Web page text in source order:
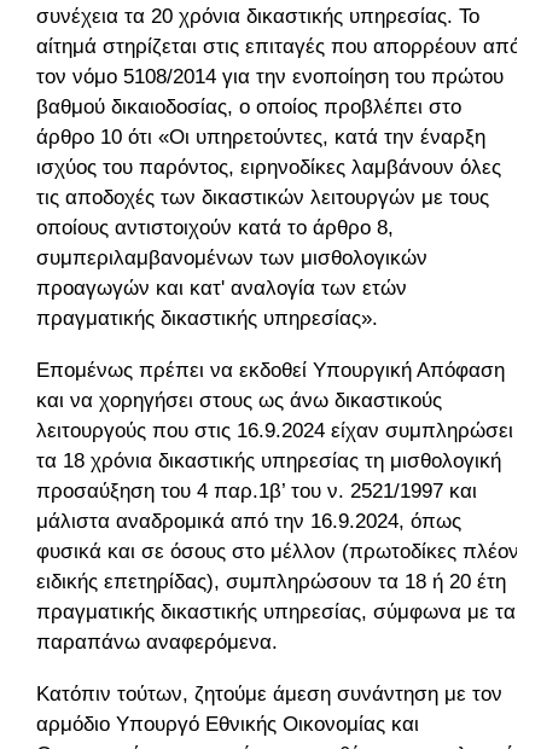
συνέχεια τα 20 χρόνια δικαστικής υπηρεσίας. Το
αίτημά στηρίζεται στις επιταγές που απορρέουν από
τον νόμο 5108/2014 για την ενοποίηση του πρώτου
βαθμού δικαιοδοσίας, ο οποίος προβλέπει στο
άρθρο 10 ότι «Οι υπηρετούντες, κατά την έναρξη
ισχύος του παρόντος, ειρηνοδίκες λαμβάνουν όλες
τις αποδοχές των δικαστικών λειτουργών με τους
οποίους αντιστοιχούν κατά το άρθρο 8,
συμπεριλαμβανομένων των μισθολογικών
προαγωγών και κατ' αναλογία των ετών
πραγματικής δικαστικής υπηρεσίας».
Επομένως πρέπει να εκδοθεί Υπουργική Απόφαση
και να χορηγήσει στους ως άνω δικαστικούς
λειτουργούς που στις 16.9.2024 είχαν συμπληρώσει
τα 18 χρόνια δικαστικής υπηρεσίας τη μισθολογική
προσαύξηση του 4 παρ.1β’ του ν. 2521/1997 και
μάλιστα αναδρομικά από την 16.9.2024, όπως
φυσικά και σε όσους στο μέλλον (πρωτοδίκες πλέον
ειδικής επετηρίδας), συμπληρώσουν τα 18 ή 20 έτη
πραγματικής δικαστικής υπηρεσίας, σύμφωνα με τα
παραπάνω αναφερόμενα.
Κατόπιν τούτων, ζητούμε άμεση συνάντηση με τον
αρμόδιο Υπουργό Εθνικής Οικονομίας και